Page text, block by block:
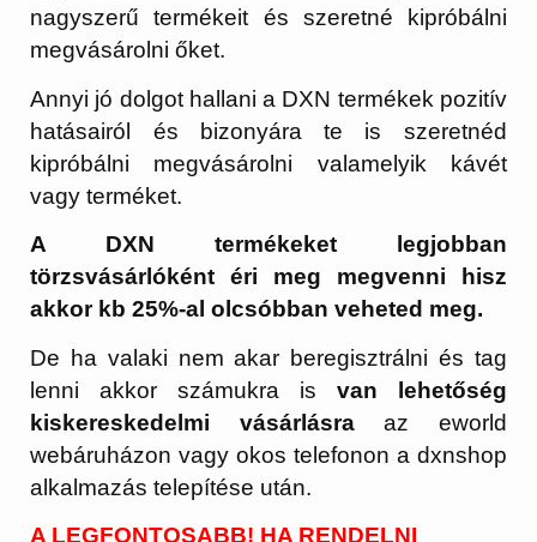
nagyszerű termékeit és szeretné kipróbálni
megvásárolni őket.
Annyi jó dolgot hallani a DXN termékek pozitív
hatásairól és bizonyára te is szeretnéd
kipróbálni megvásárolni valamelyik kávét
vagy terméket.
A DXN termékeket legjobban
törzsvásárlóként éri meg megvenni hisz
akkor kb 25%-al olcsóbban veheted meg.
De ha valaki nem akar beregisztrálni és tag
lenni akkor számukra is van lehetőség
kiskereskedelmi vásárlásraaz eworld
webáruházon vagy okos telefonon a dxnshop
alkalmazás telepítése után.
A LEGFONTOSABB! HA RENDELNI